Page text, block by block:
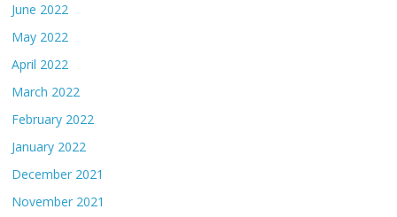
June 2022
May 2022
April 2022
March 2022
February 2022
January 2022
December 2021
November 2021